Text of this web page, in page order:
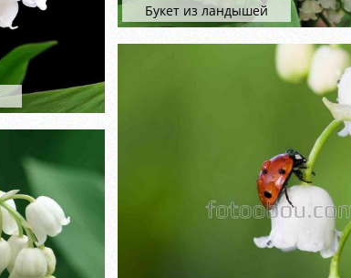
Букет из ландышей